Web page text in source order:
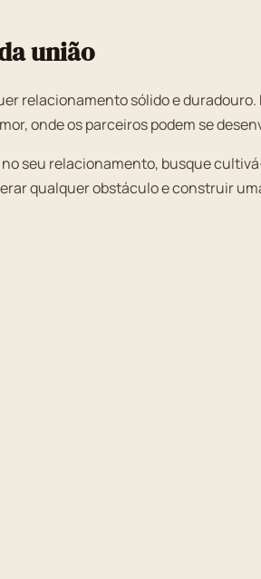
união
relacionamento sólido e
onde os parceiros podem se
seu relacionamento, busque
qualquer obstáculo e construir